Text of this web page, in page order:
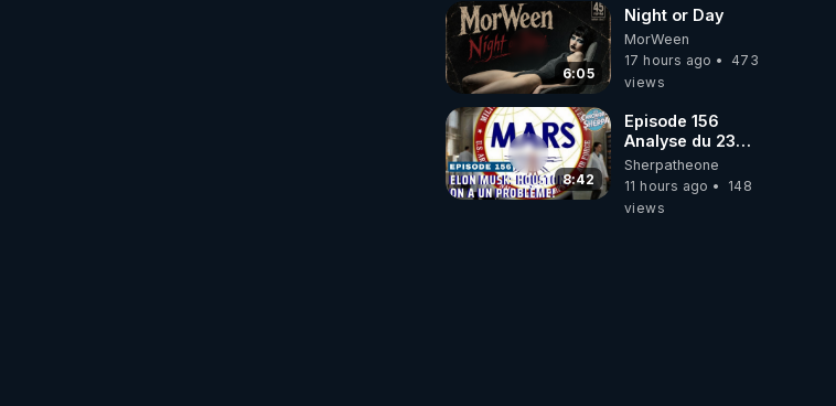
6:05
Night or Day
MorWeen
17 hours ago
473
views
8:42
Episode 156
Analyse du 23
février 2025 Elon
Musk : Houston ,
on a un problème
Sherpatheone
11 hours ago
148
views